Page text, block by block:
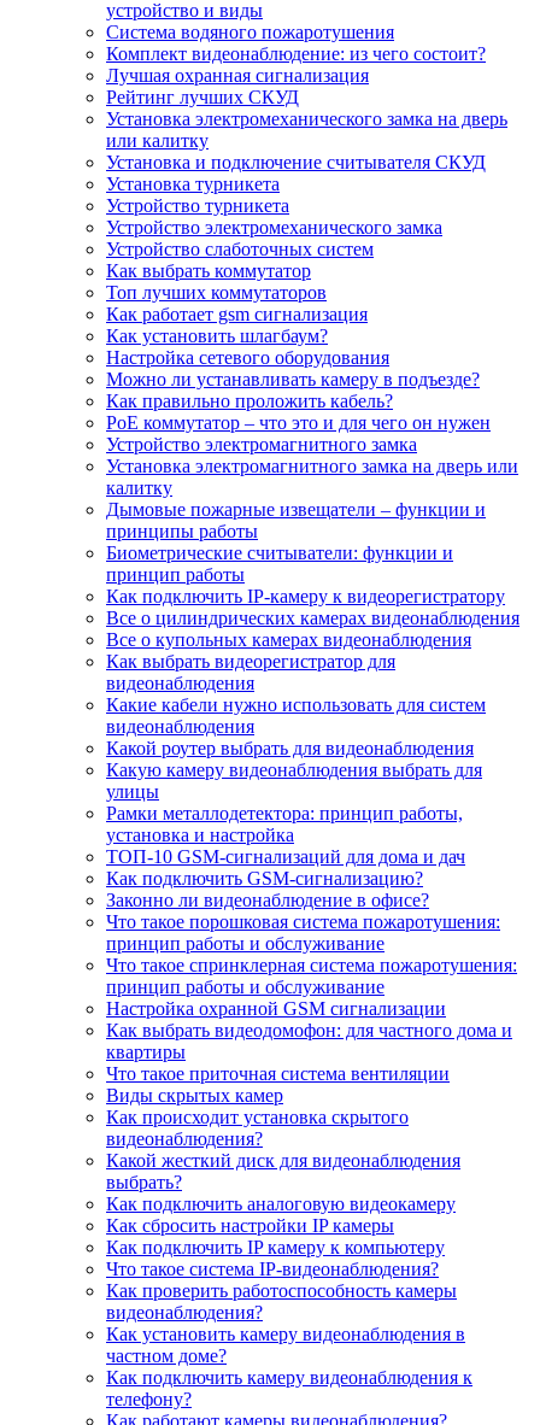
устройство и виды
Система водяного пожаротушения
Комплект видеонаблюдение: из чего состоит?
Лучшая охранная сигнализация
Рейтинг лучших СКУД
Установка электромеханического замка на дверь
или калитку
Установка и подключение считывателя СКУД
Установка турникета
Устройство турникета
Устройство электромеханического замка
Устройство слаботочных систем
Как выбрать коммутатор
Топ лучших коммутаторов
Как работает gsm сигнализация
Как установить шлагбаум?
Настройка сетевого оборудования
Можно ли устанавливать камеру в подъезде?
Как правильно проложить кабель?
PoE коммутатор – что это и для чего он нужен
Устройство электромагнитного замка
Установка электромагнитного замка на дверь или
калитку
Дымовые пожарные извещатели – функции и
принципы работы
Биометрические считыватели: функции и
принцип работы
Как подключить IP-камеру к видеорегистратору
Все о цилиндрических камерах видеонаблюдения
Все о купольных камерах видеонаблюдения
Как выбрать видеорегистратор для
видеонаблюдения
Какие кабели нужно использовать для систем
видеонаблюдения
Какой роутер выбрать для видеонаблюдения
Какую камеру видеонаблюдения выбрать для
улицы
Рамки металлодетектора: принцип работы,
установка и настройка
ТОП-10 GSM-сигнализаций для дома и дач
Как подключить GSM-сигнализацию?
Законно ли видеонаблюдение в офисе?
Что такое порошковая система пожаротушения:
принцип работы и обслуживание
Что такое спринклерная система пожаротушения:
принцип работы и обслуживание
Настройка охранной GSM сигнализации
Как выбрать видеодомофон: для частного дома и
квартиры
Что такое приточная система вентиляции
Виды скрытых камер
Как происходит установка скрытого
видеонаблюдения?
Какой жесткий диск для видеонаблюдения
выбрать?
Как подключить аналоговую видеокамеру
Как сбросить настройки IP камеры
Как подключить IP камеру к компьютеру
Что такое система IP-видеонаблюдения?
Как проверить работоспособность камеры
видеонаблюдения?
Как установить камеру видеонаблюдения в
частном доме?
Как подключить камеру видеонаблюдения к
телефону?
Как работают камеры видеонаблюдения?